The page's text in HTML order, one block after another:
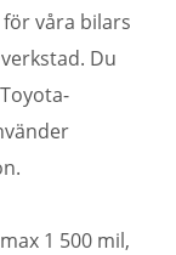
våra bilars
Du
1 500 mil,